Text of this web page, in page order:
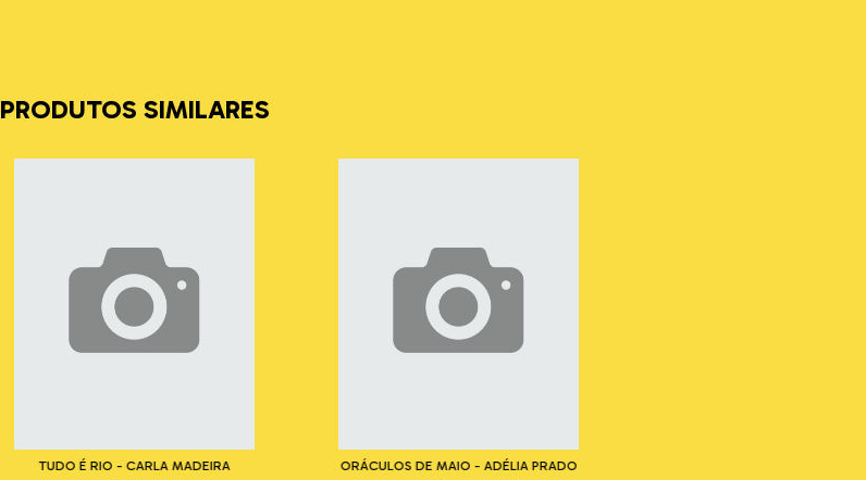
PRODUTOS SIMILARES
TUDO É RIO - CARLA MADEIRA ORÁCULOS DE MAIO - ADÉLIA PRADO